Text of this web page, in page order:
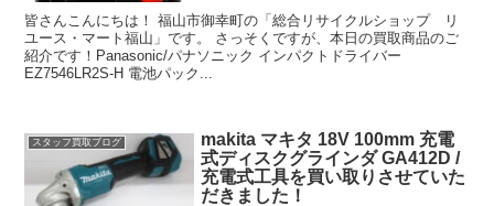
皆さんこんにちは！ 福山市御幸町の「総合リサイクルショップ リ
ユース・マート福山」です。 さっそくですが、本日の買取商品のご
紹介です！Panasonic/パナソニック インパクトドライバー
EZ7546LR2S-H 電池パック...
スタッフ買取ブログ
makita マキタ 18V 100mm 充電
式ディスクグラインダ GA412D /
充電式工具を買い取りさせていた
だきました！